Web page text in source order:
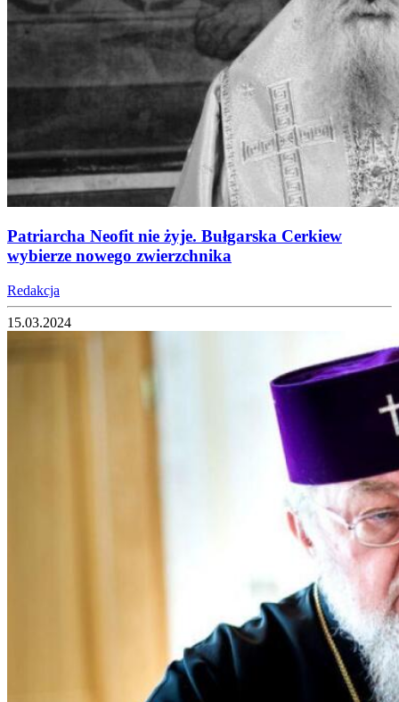
Patriarcha Neofit nie żyje. Bułgarska Cerkiew
wybierze nowego zwierzchnika
Redakcja
15.03.2024